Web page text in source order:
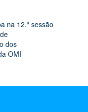
na 12.ª sessão
dos
OMI